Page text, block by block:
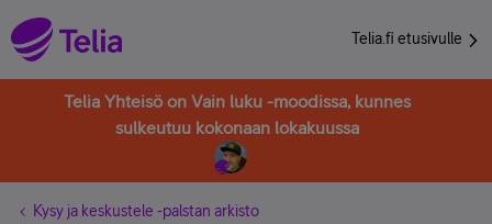
Telia.fi etusivulle
Telia Yhteisö on Vain luku -moodissa, kunnes
sulkeutuu kokonaan lokakuussa
Kysy ja keskustele -palstan arkisto